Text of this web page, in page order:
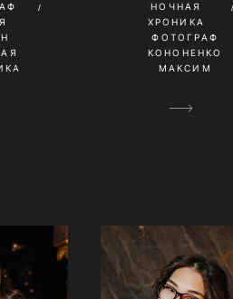
НОЧНАЯ
ХРОНИКА
ФОТОГРАФ
КОНОНЕНКО
МАКСИМ